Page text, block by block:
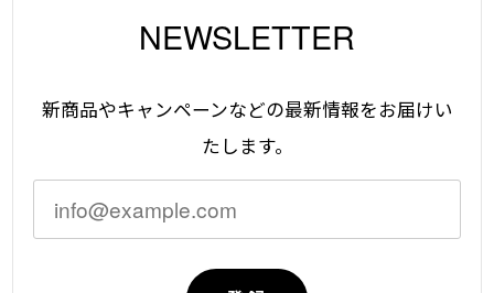
NEWSLETTER
新商品やキャンペーンなどの最新情報をお届けい
たします。